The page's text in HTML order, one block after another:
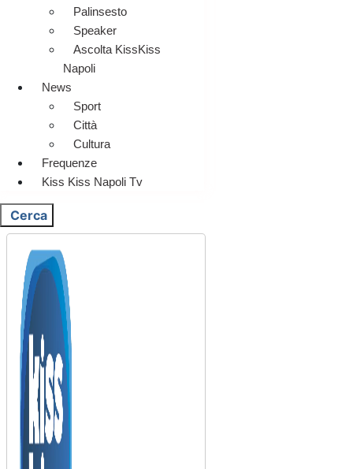
Palinsesto
Speaker
Ascolta KissKiss
Napoli
News
Sport
Città
Cultura
Frequenze
Kiss Kiss Napoli Tv
Cerca